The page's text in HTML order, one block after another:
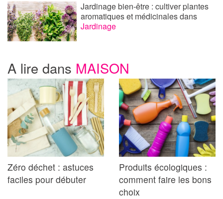
Jardinage bien-être : cultiver plantes
aromatiques et médicinalesdans
Jardinage
A lire dans MAISON
Zéro déchet : astuces
faciles pour débuter
Produits écologiques :
comment faire les bons
choix